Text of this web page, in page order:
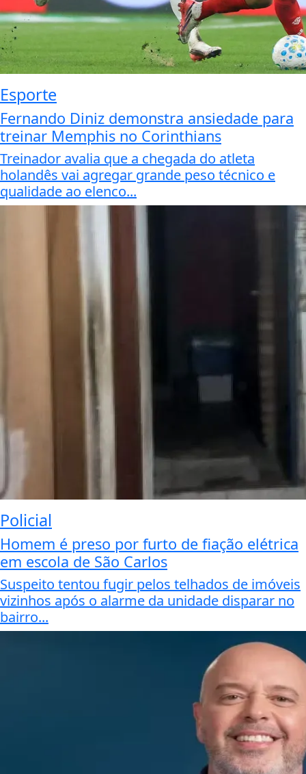
Esporte
Fernando Diniz demonstra ansiedade para
treinar Memphis no Corinthians
Treinador avalia que a chegada do atleta
holandês vai agregar grande peso técnico e
qualidade ao elenco...
Policial
Homem é preso por furto de fiação elétrica
em escola de São Carlos
Suspeito tentou fugir pelos telhados de imóveis
vizinhos após o alarme da unidade disparar no
bairro...